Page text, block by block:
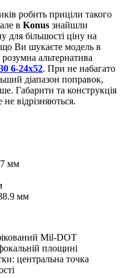
робить приціли такого
в Konus знайшли
для більшості ціну на
Ви шукаєте модель в
розумна альтернатива
6-24x52. При не набагато
діапазон поправок,
Габарити та конструкція
відрізняються.
мм
мм
Mil-DOT
площині
центральна точка